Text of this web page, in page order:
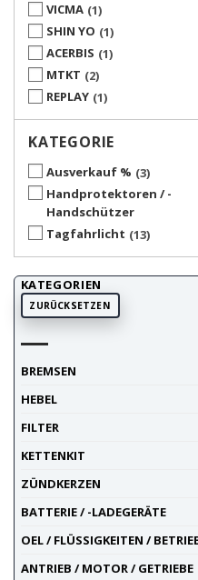
VICMA 1
SHIN YO 1
ACERBIS 1
MTKT
2
REPLAY 1
KATEGORIE
Ausverkauf % 3
Handprotektoren / -
Handschützer
Tagfahrlicht 13
KATEGORIEN
ZURÜCKSETZEN
BREMSEN
HEBEL
FILTER
KETTENKIT
ZÜNDKERZEN
BATTERIE / -LADEGERÄTE
OEL / FLÜSSIGKEITEN /
ANTRIEB / MOTOR / GETRIEBE